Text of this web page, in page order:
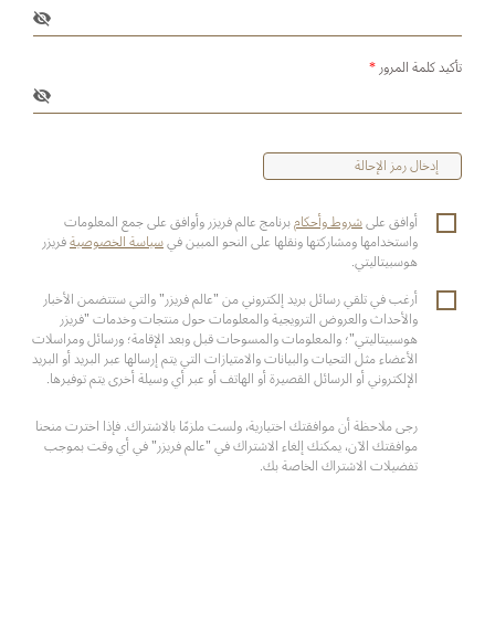
تأكيد كلمة المرور*
أوافق علىشروط وأحكامبرنامج عالم فريزر وأوافق على جمع المعلومات
واستخدامها ومشاركتها ونقلها على النحو المبين فيسياسة الخصوصيةفريزر
هوسبيتاليتي.
أرغب في تلقي رسائل بريد إلكتروني من "عالم فريزر" والتي ستتضمن الأخبار
والأحداث والعروض الترويجية والمعلومات حول منتجات وخدمات "فريزر
هوسبيتاليتي"؛ والمعلومات والمسوحات قبل وبعد الإقامة؛ ورسائل ومراسلات
الأعضاء مثل التحيات والبيانات والامتيازات التي يتم إرسالها عبر البريد أو البريد
الإلكتروني أو الرسائل القصيرة أو الهاتف أو عبر أي وسيلة أخرى يتم توفيرها.
رجى ملاحظة أن موافقتك اختيارية، ولست ملزمًا بالاشتراك. فإذا اخترت منحنا
موافقتك الآن، يمكنك إلغاء الاشتراك في "عالم فريزر" في أي وقت بموجب
تفضيلات الاشتراك الخاصة بك.